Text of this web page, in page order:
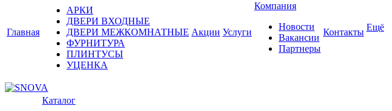
Главная
АРКИ
ДВЕРИ ВХОДНЫЕ
ДВЕРИ МЕЖКОМНАТНЫЕ
ФУРНИТУРА
ПЛИНТУСЫ
УЦЕНКА
Акции Услуги
Компания
Новости
Вакансии
Партнеры
Контакты Ещё
Каталог